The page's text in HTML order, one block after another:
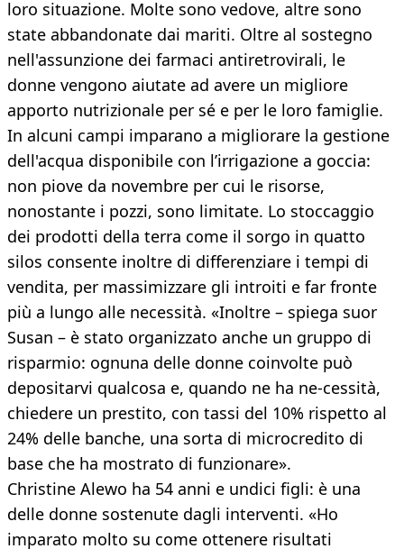
loro situazione. Molte sono vedove, altre sono
state abbandonate dai mariti. Oltre al sostegno
nell'assunzione dei farmaci antiretrovirali, le
donne vengono aiutate ad avere un migliore
apporto nutrizionale per sé e per le loro famiglie.
In alcuni campi imparano a migliorare la gestione
dell'acqua disponibile con l’irrigazione a goccia:
non piove da novembre per cui le risorse,
nonostante i pozzi, sono limitate. Lo stoccaggio
dei prodotti della terra come il sorgo in quatto
silos consente inoltre di differenziare i tempi di
vendita, per massimizzare gli introiti e far fronte
più a lungo alle necessità. «Inoltre – spiega suor
Susan – è stato organizzato anche un gruppo di
risparmio: ognuna delle donne coinvolte può
depositarvi qualcosa e, quando ne ha ne-cessità,
chiedere un prestito, con tassi del 10% rispetto al
24% delle banche, una sorta di microcredito di
base che ha mostrato di funzionare».
Christine Alewo ha 54 anni e undici figli: è una
delle donne sostenute dagli interventi. «Ho
imparato molto su come ottenere risultati